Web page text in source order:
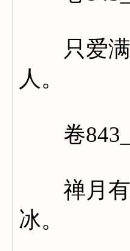
只爱满
人。
卷843_6
禅月有
冰。